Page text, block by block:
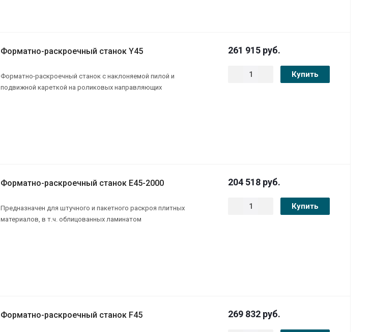
Форматно-раскроечный станок Y45
Форматно-раскроечный станок с наклоняемой пилой и
подвижной кареткой на роликовых направляющих
261 915 руб.
Купить
Форматно-раскроечный станок E45-2000
Предназначен для штучного и пакетного раскроя плитных
материалов, в т.ч. облицованных ламинатом
204 518 руб.
Купить
Форматно-раскроечный станок F45 269 832 руб.